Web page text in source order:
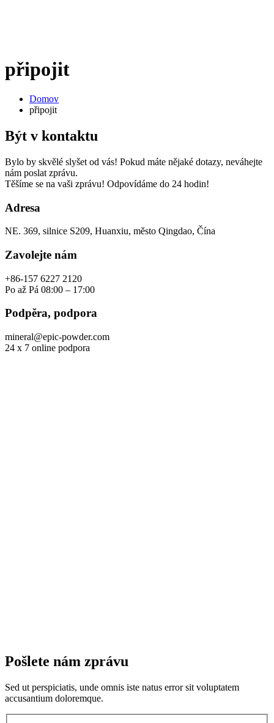
připojit
Domov
připojit
Být v kontaktu
Bylo by skvělé slyšet od vás! Pokud máte nějaké dotazy, neváhejte
nám poslat zprávu.
Těšíme se na vaši zprávu! Odpovídáme do 24 hodin!
Adresa
NE. 369, silnice S209, Huanxiu, město Qingdao, Čína
Zavolejte nám
+86-157 6227 2120
Po až Pá 08:00 – 17:00
Podpěra, podpora
mineral@epic-powder.com
24 x 7 online podpora
Pošlete nám zprávu
Sed ut perspiciatis, unde omnis iste natus error sit voluptatem
accusantium doloremque.